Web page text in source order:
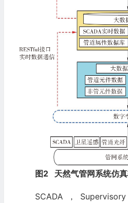
图2 天然气管网系统仿
SCADA，